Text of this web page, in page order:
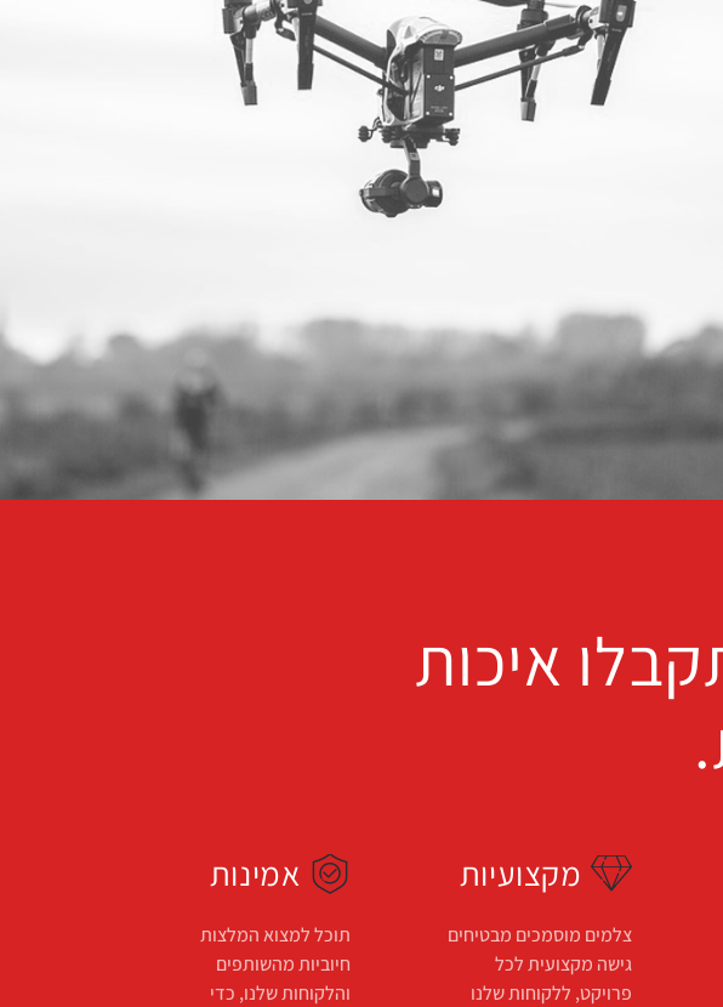
איכות
מקצועיות
צלמים מוסמכים מבטיחים
גישה מקצועית לכל
פרויקט, ללקוחות שלנו
אמינות
תוכל למצוא המלצות
חיוביות מהשותפים
והלקוחות שלנו, כדי